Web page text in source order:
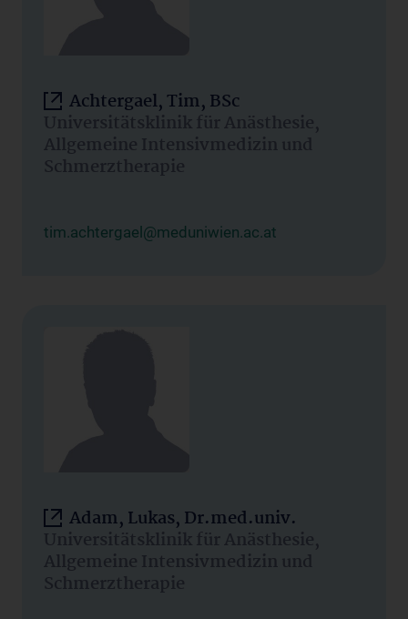
Achtergael, Tim, BSc
Universitätsklinik für Anästhesie,
Allgemeine Intensivmedizin und
Schmerztherapie
tim.achtergael@meduniwien.ac.at
Adam, Lukas, Dr.med.univ.
Universitätsklinik für Anästhesie,
Allgemeine Intensivmedizin und
Schmerztherapie